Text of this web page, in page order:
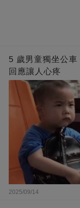
5 歲男童獨坐公
回應讓人心疼
2025/09/14